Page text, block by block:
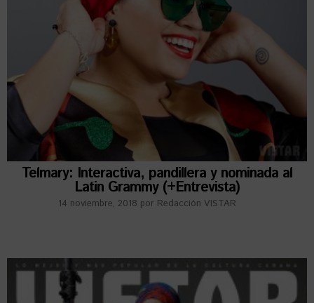
Telmary: Interactiva, pandillera y nominada al
Latin Grammy (+Entrevista)
14 noviembre, 2018 por Redacción VISTAR